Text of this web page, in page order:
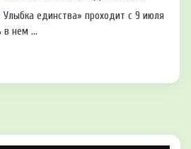
Улыбка единства» проходит с 9 июля
в нем ...